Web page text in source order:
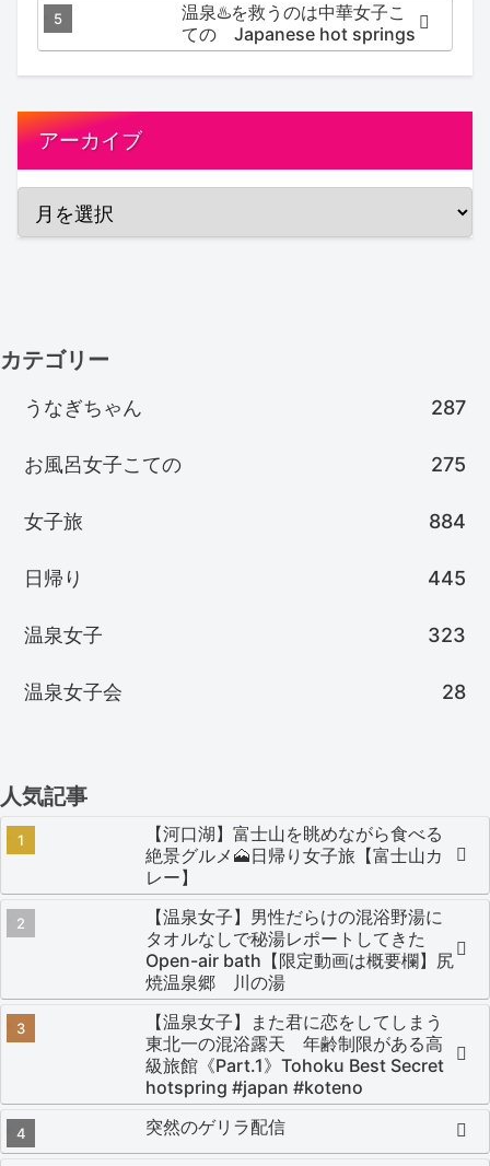
温泉♨️を救うのは中華女子こ
ての Japanese hot springs
アーカイブ
カテゴリー
うなぎちゃん 287
お風呂女子こての 275
女子旅 884
日帰り 445
温泉女子 323
温泉女子会 28
人気記事
【河口湖】富士山を眺めながら食べる
絶景グルメ🗻日帰り女子旅【富士山カ
レー】
【温泉女子】男性だらけの混浴野湯に
タオルなしで秘湯レポートしてきた
Open-air bath【限定動画は概要欄】尻
焼温泉郷 川の湯
【温泉女子】また君に恋をしてしまう
東北一の混浴露天 年齢制限がある高
級旅館《Part.1》Tohoku Best Secret
hotspring #japan #koteno
突然のゲリラ配信